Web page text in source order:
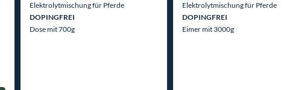
Elektrolytmischung für Pferde
DOPINGFREI
Dose mit 700g
Elektrolytmischung für Pferde
DOPINGFREI
Eimer mit 3000g